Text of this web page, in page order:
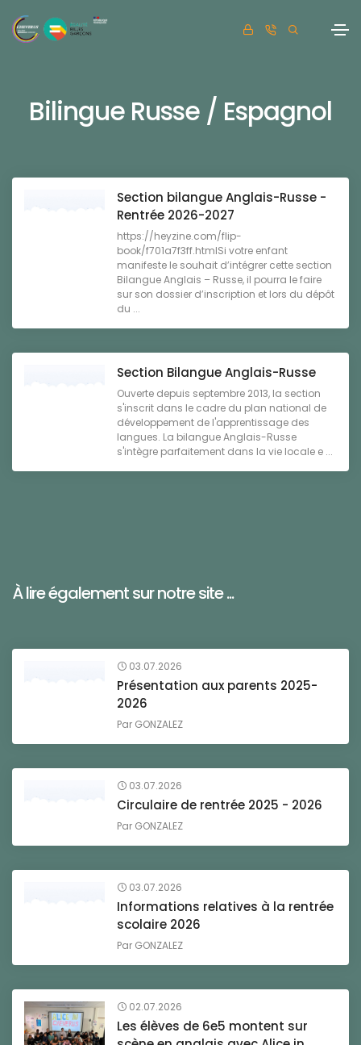
Bilingue Russe / Espagnol
Section bilangue Anglais-Russe -
Rentrée 2026-2027
https://heyzine.com/flip-
book/f701a7f3ff.htmlSi votre enfant
manifeste le souhait d’intégrer cette section
Bilangue Anglais – Russe, il pourra le faire
sur son dossier d’inscription et lors du dépôt
du ...
Section Bilangue Anglais-Russe
Ouverte depuis septembre 2013, la section
s'inscrit dans le cadre du plan national de
développement de l'apprentissage des
langues. La bilangue Anglais-Russe
s'intègre parfaitement dans la vie locale e ...
À lire également sur notre site ...
03.07.2026
Présentation aux parents 2025-
2026
Par GONZALEZ
03.07.2026
Circulaire de rentrée 2025 - 2026
Par GONZALEZ
03.07.2026
Informations relatives à la rentrée
scolaire 2026
Par GONZALEZ
02.07.2026
Les élèves de 6e5 montent sur